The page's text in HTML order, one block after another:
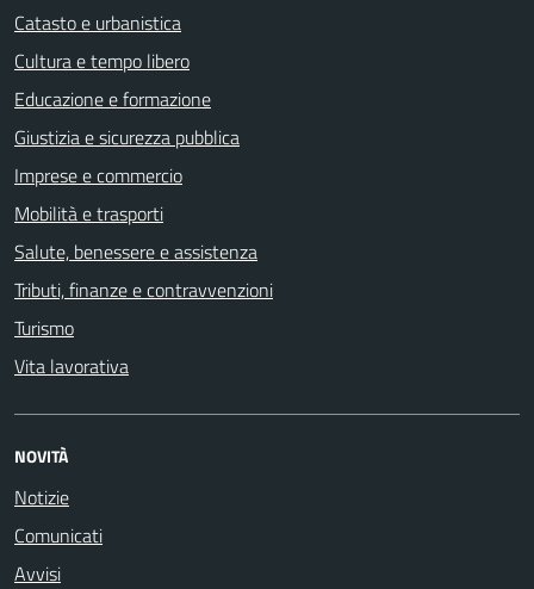
Catasto e urbanistica
Cultura e tempo libero
Educazione e formazione
Giustizia e sicurezza pubblica
Imprese e commercio
Mobilità e trasporti
Salute, benessere e assistenza
Tributi, finanze e contravvenzioni
Turismo
Vita lavorativa
NOVITÀ
Notizie
Comunicati
Avvisi